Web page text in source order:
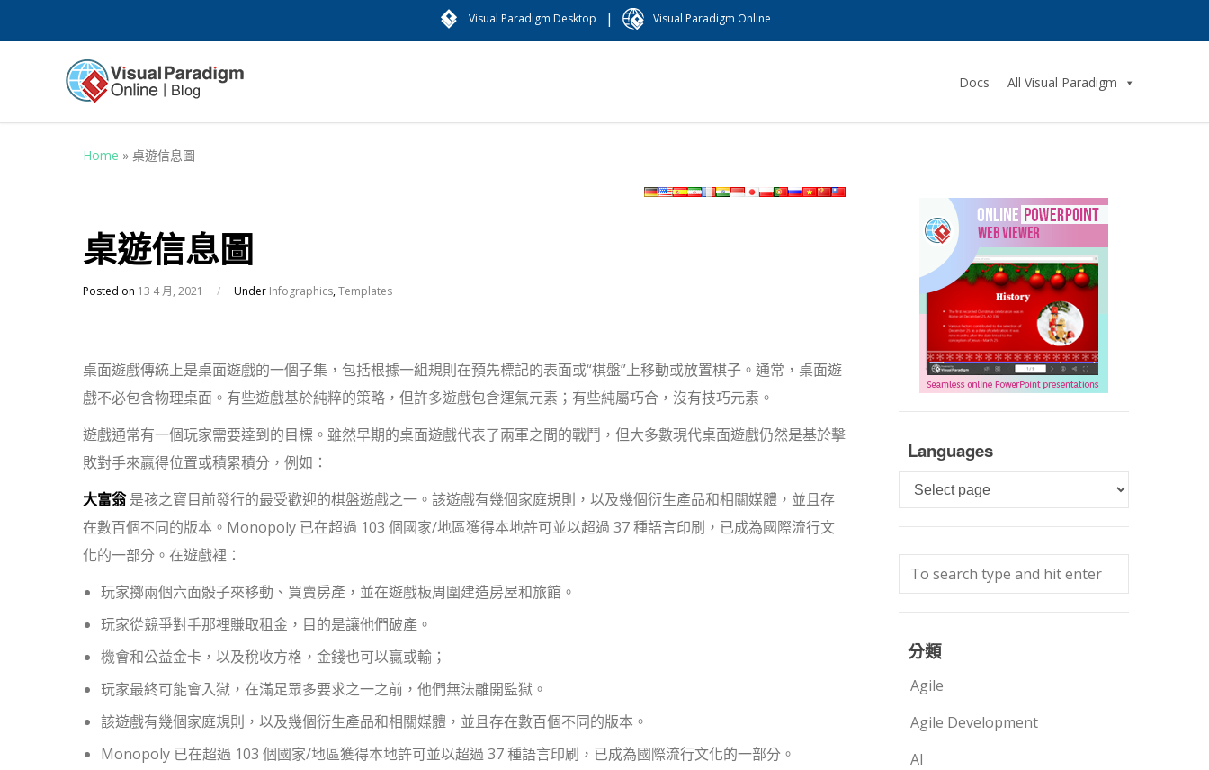
Visual Paradigm Desktop | Visual Paradigm Online
Docs All Visual Paradigm
Home » 桌遊信息圖
桌遊信息圖
Posted on 13 4 月, 2021 / Under Infographics,Templates
桌面遊戲傳統上是桌面遊戲的一個子集，包括根據一組規則在預先標記的表面或“棋盤”上移動或放置棋子。通常，桌面遊
戲不必包含物理桌面。有些遊戲基於純粹的策略，但許多遊戲包含運氣元素；有些純屬巧合，沒有技巧元素。
遊戲通常有一個玩家需要達到的目標。雖然早期的桌面遊戲代表了兩軍之間的戰鬥，但大多數現代桌面遊戲仍然是基於擊
敗對手來贏得位置或積累積分，例如：
大富翁是孩之寶目前發行的最受歡迎的棋盤遊戲之一。該遊戲有幾個家庭規則，以及幾個衍生產品和相關媒體，並且存
在數百個不同的版本。Monopoly 已在超過 103 個國家/地區獲得本地許可並以超過 37 種語言印刷，已成為國際流行文
化的一部分。在遊戲裡：
玩家擲兩個六面骰子來移動、買賣房產，並在遊戲板周圍建造房屋和旅館。
玩家從競爭對手那裡賺取租金，目的是讓他們破產。
機會和公益金卡，以及稅收方格，金錢也可以贏或輸；
玩家最終可能會入獄，在滿足眾多要求之一之前，他們無法離開監獄。
該遊戲有幾個家庭規則，以及幾個衍生產品和相關媒體，並且存在數百個不同的版本。
Monopoly 已在超過 103 個國家/地區獲得本地許可並以超過 37 種語言印刷，已成為國際流行文化的一部分。
Languages
Languages
分類
Agile
Agile Development
AI